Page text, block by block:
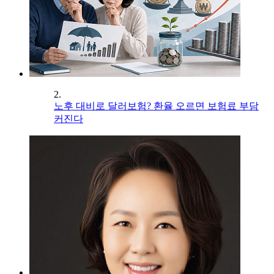
2.
노후 대비로 달러보험? 환율 오르면 보험료 부담
커진다